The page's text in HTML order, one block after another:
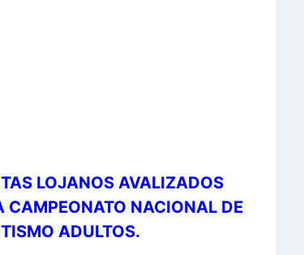
LOJANOS AVALIZADOS
CAMPEONATO NACIONAL DE
ADULTOS.